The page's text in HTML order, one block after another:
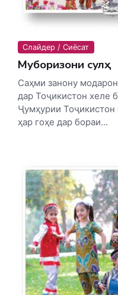
Слайдер / Сиёсат
Муборизони сулҳ
Саҳми занону
дар Тоҷикистон хеле
Ҷумҳурии
ҳар гоҳе дар бораи...